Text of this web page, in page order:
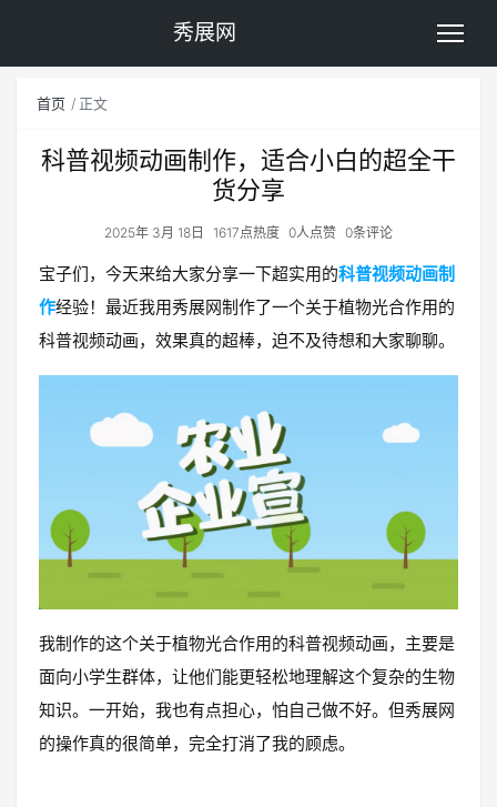
秀展网
首页 正文
科普视频动画制作，适合小白的超全干
货分享
2025年 3月 18日 1617点热度 0人点赞 0条评论
宝子们，今天来给大家分享一下超实用的科普视频动画制
作经验！最近我用秀展网制作了一个关于植物光合作用的
科普视频动画，效果真的超棒，迫不及待想和大家聊聊。
我制作的这个关于植物光合作用的科普视频动画，主要是
面向小学生群体，让他们能更轻松地理解这个复杂的生物
知识。一开始，我也有点担心，怕自己做不好。但秀展网
的操作真的很简单，完全打消了我的顾虑。